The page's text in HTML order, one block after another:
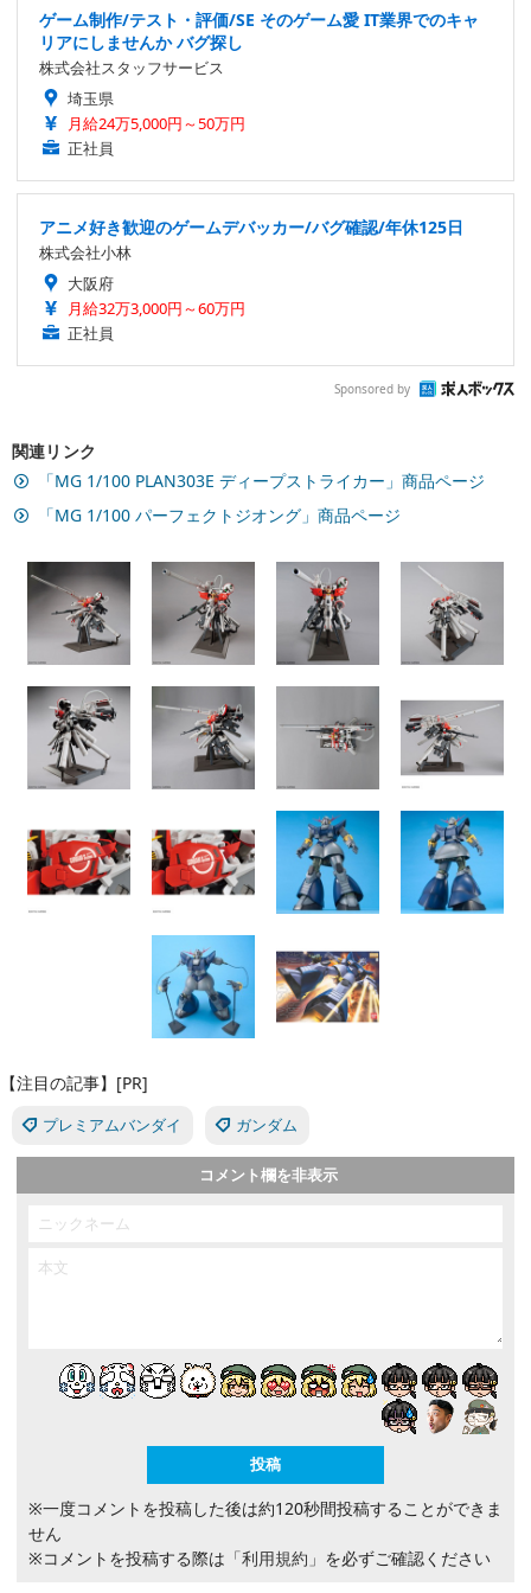
ゲーム制作/テスト・評価/SE そのゲーム愛 IT業界でのキャ
リアにしませんか バグ探し
株式会社スタッフサービス
埼玉県
月給24万5,000円～50万円
正社員
アニメ好き歓迎のゲームデバッカー/バグ確認/年休125日
株式会社小林
大阪府
月給32万3,000円～60万円
正社員
Sponsored by
関連リンク
「MG 1/100 PLAN303E ディープストライカー」商品ページ
「MG 1/100 パーフェクトジオング」商品ページ
【注目の記事】[PR]
プレミアムバンダイ ガンダム
コメント欄を非表示
※一度コメントを投稿した後は約120秒間投稿することができま
せん
※コメントを投稿する際は 「利用規約」 を必ずご確認ください